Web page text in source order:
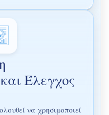
Έλεγχος
να χρησιμοποιεί